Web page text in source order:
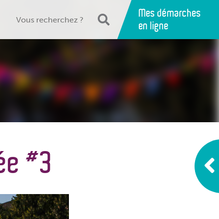
Mes démarches
en ligne
#3